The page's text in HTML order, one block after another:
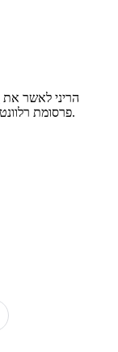
הריני לאשר את
פרסומת רלוונטיים מאפוק בכל אחד מאמצעי התקשורת שמסרתי.